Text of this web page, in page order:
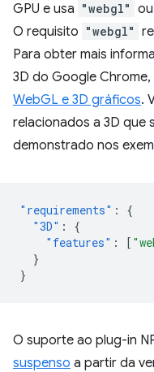
GPU e usa "webgl" ou
O requisito "webgl"
Para obter mais
3D do Google
WebGL e 3D gráficos.
relacionados a 3D que
demonstrado nos
"requirements" :
{
"3D" :
{
"features" : [
}
}
O suporte ao plug-in
suspenso a partir da